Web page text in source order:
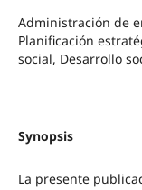
Administración de
Planificación
social, Desarrollo
Synopsis
La presente